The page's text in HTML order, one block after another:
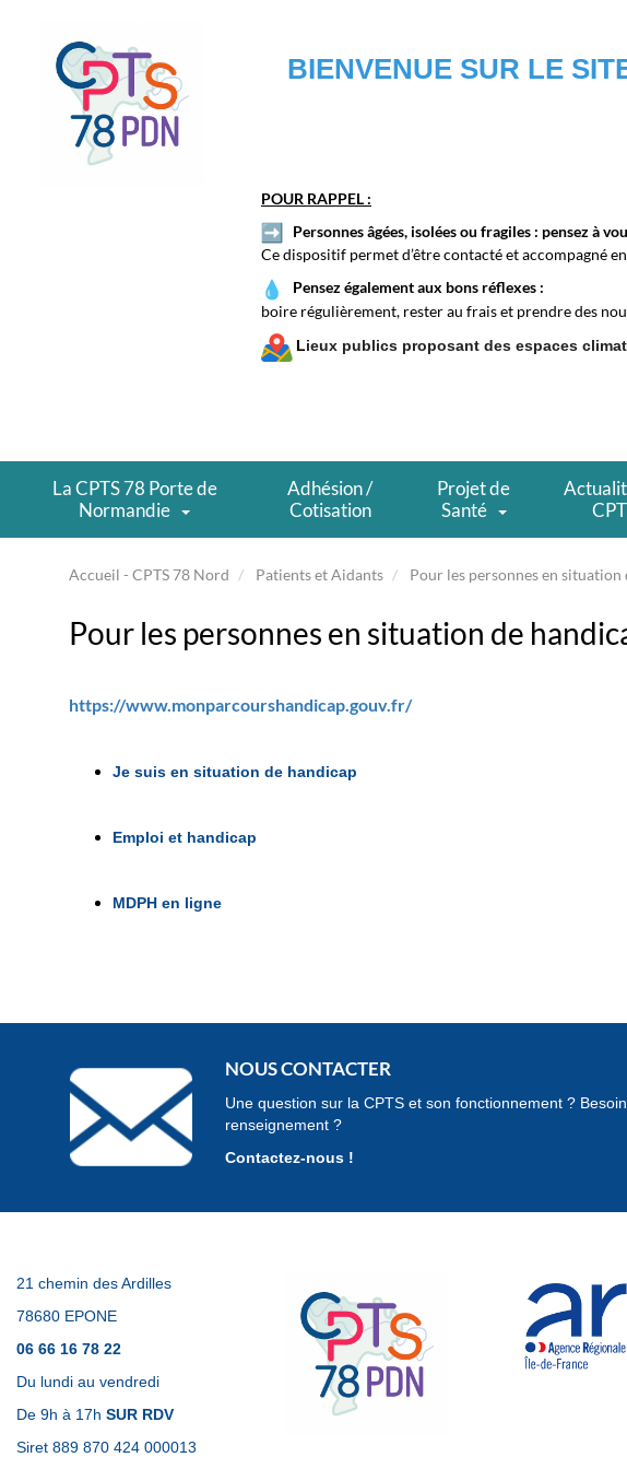
BIENVENUE SUR LE
POUR RAPPEL :
Personnes âgées, isolées ou fragiles : pensez à
Ce dispositif permet d’être contacté et accompagné
Pensez également aux bons réflexes :
boire régulièrement, rester au frais et prendre des
Lieux publics proposant des espaces
La CPTS 78 Porte de
Normandie
Adhésion /
Cotisation
Projet de
Santé
Accueil - CPTS 78 Nord Patients et Aidants Pour les personnes en situation
Pour les personnes en situation de
https://www.monparcourshandicap.gouv.fr/
Je suis en situation de handicap
Emploi et handicap
MDPH en ligne
NOUS CONTACTER
Une question sur la CPTS et son fonctionnement ?
renseignement ?
Contactez-nous !
21 chemin des Ardilles
78680 EPONE
06 66 16 78 22
Du lundi au vendredi
De 9h à 17h SUR RDV
Siret 889 870 424 000013